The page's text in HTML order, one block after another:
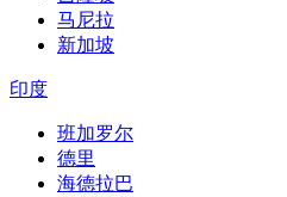
马尼拉
新加坡
印度
班加罗尔
德里
海德拉巴